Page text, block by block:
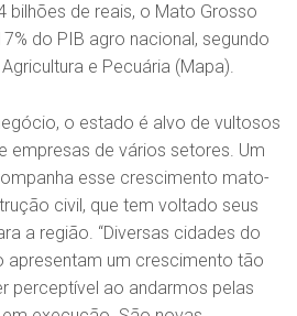
bilhões de reais, o Mato Grosso
do PIB agro nacional, segundo
e Pecuária (Mapa).
o estado é alvo de vultosos
empresas de vários setores. Um
esse crescimento mato-
civil, que tem voltado seus
a região. “Diversas cidades do
apresentam um crescimento tão
perceptível ao andarmos pelas